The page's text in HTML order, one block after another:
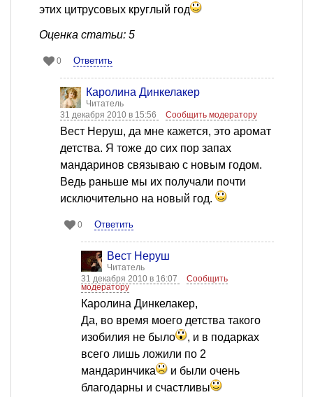
этих цитрусовых круглый год
Оценка статьи: 5
0 Ответить
Каролина Динкелакер
Читатель
31 декабря 2010 в 15:56
Сообщить модератору
Вест Неруш, да мне кажется, это аромат
детства. Я тоже до сих пор запах
мандаринов связываю с новым годом.
Ведь раньше мы их получали почти
исключительно на новый год.
0 Ответить
Вест Неруш
Читатель
31 декабря 2010 в 16:07
Сообщить
модератору
Каролина Динкелакер,
Да, во время моего детства такого
изобилия не было
, и в подарках
всего лишь ложили по 2
мандаринчика
и были очень
благодарны и счастливы